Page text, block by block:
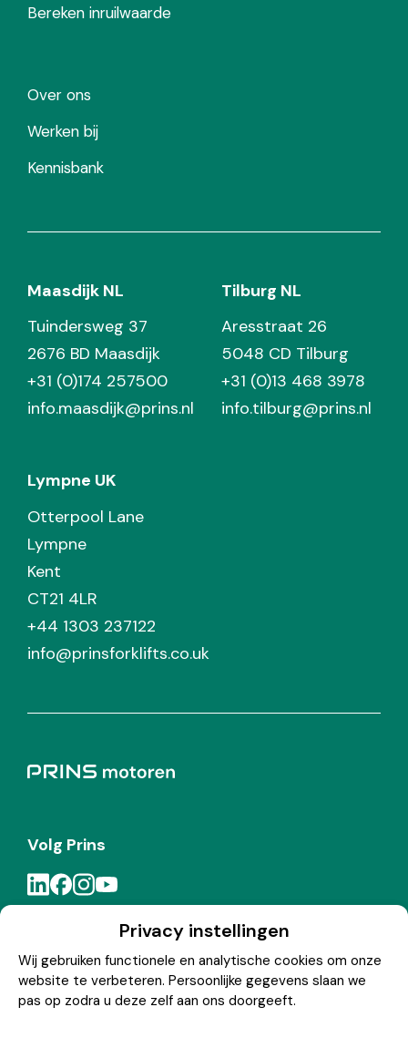
Privacy instellingen
Wij gebruiken functionele en analytische cookies om onze
website te verbeteren. Persoonlijke gegevens slaan we
pas op zodra u deze zelf aan ons doorgeeft.
Bereken inruilwaarde
Over ons
Werken bij
Kennisbank
Maasdijk NL
Tuindersweg 37
2676 BD Maasdijk
+31 (0)174 257500
info.maasdijk@prins.nl
Tilburg NL
Aresstraat 26
5048 CD Tilburg
+31 (0)13 468 3978
info.tilburg@prins.nl
Lympne UK
Otterpool Lane
Lympne
Kent
CT21 4LR
+44 1303 237122
info@prinsforklifts.co.uk
Volg Prins
Meld je aan voor de Prins nieuwsbrief
Inschrijven